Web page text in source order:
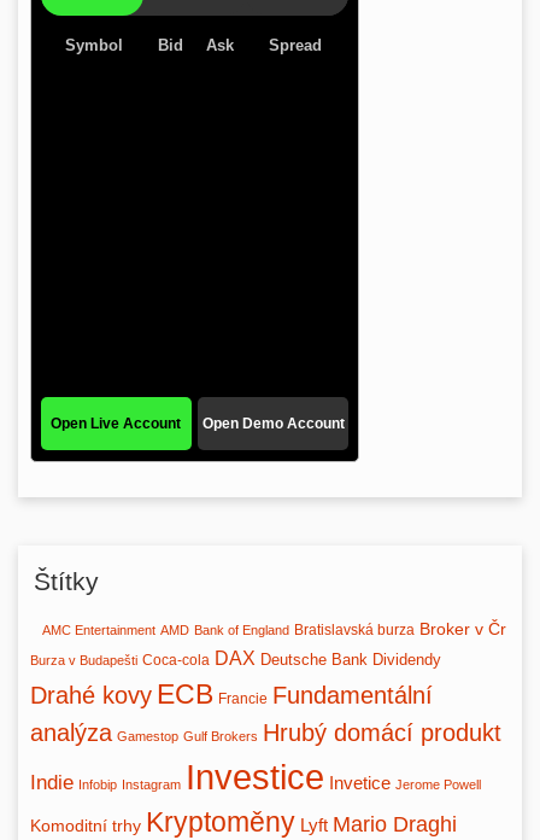
Štítky
AMC Entertainment AMD Bank of England Bratislavská burza Broker v Čr
Burza v Budapešti Coca-cola DAX Deutsche Bank Dividendy
Drahé kovy ECB Francie Fundamentální
analýza Gamestop Gulf Brokers Hrubý domácí produkt
Indie Infobip Instagram Investice Invetice Jerome Powell
Komoditní trhy Kryptoměny Lyft Mario Draghi